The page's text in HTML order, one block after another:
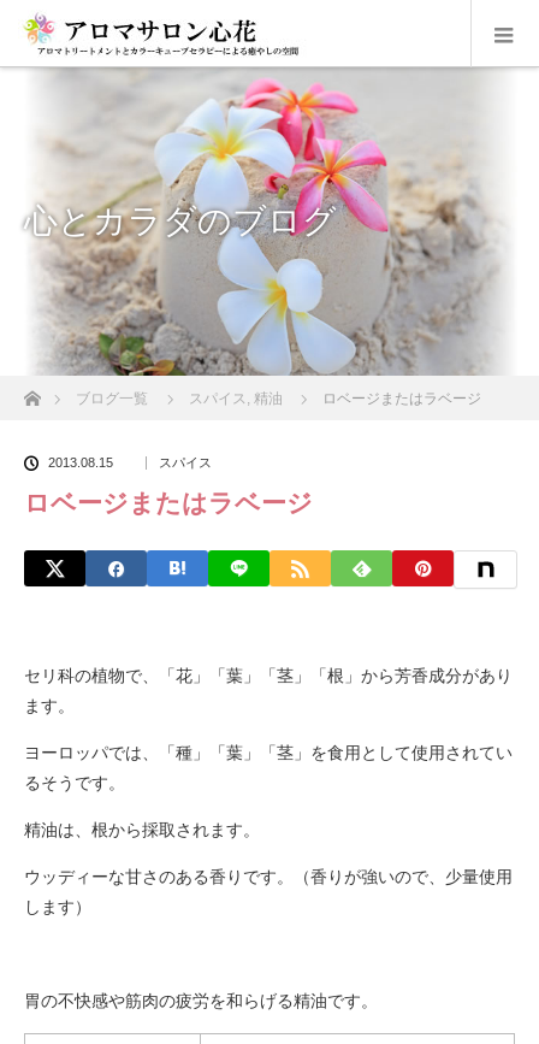
心とカラダのブログ
ホームブログ一覧 スパイス , 精油 ロベージまたはラベージ
2013.08.15 スパイス
ロベージまたはラベージ
セリ科の植物で、「花」「葉」「茎」「根」から芳香成分があり
ます。
ヨーロッパでは、「種」「葉」「茎」を食用として使用されてい
るそうです。
精油は、根から採取されます。
ウッディーな甘さのある香りです。（香りが強いので、少量使用
します）
胃の不快感や筋肉の疲労を和らげる精油です。